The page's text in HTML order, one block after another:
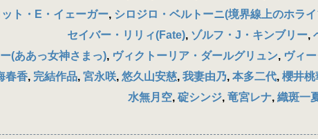
ト・E・イェーガー, シロジロ・ベルトーニ(境界線上のホラ
セイバー・リリィ(Fate), ゾルフ・J・キンブリー,
(ああっ女神さまっ), ヴィクトーリア・ダールグリュン, ヴィー
春香, 完結作品, 宮永咲, 悠久山安慈, 我妻由乃, 本多二代, 櫻井桃
水無月空, 碇シンジ, 竜宮レナ, 織斑一